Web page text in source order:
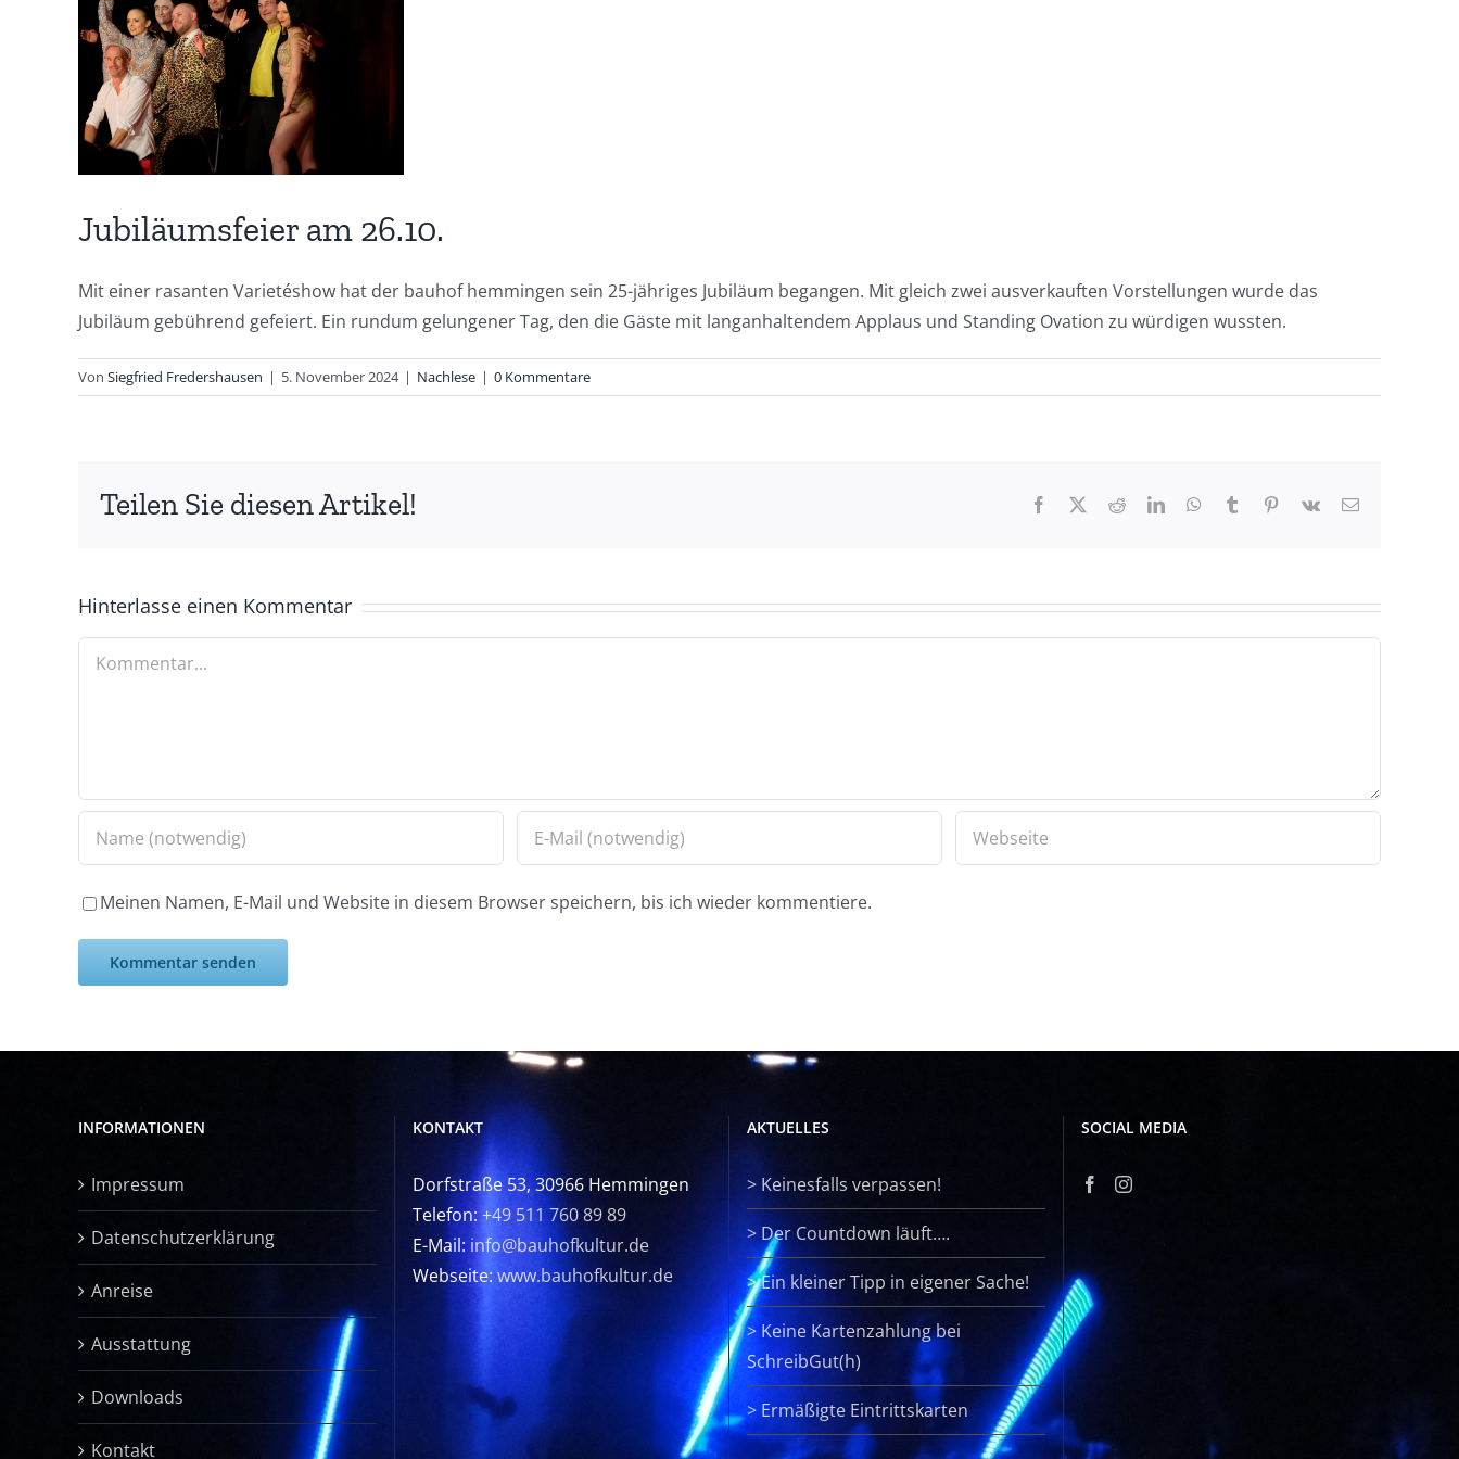
Bild
Jubiläumsfeier am 26.10.
Mit einer rasanten Varietéshow hat der bauhof hemmingen sein 25-jähriges Jubiläum begangen. Mit gleich zwei ausverkauften Vorstellungen wurde das
Jubiläum gebührend gefeiert. Ein rundum gelungener Tag, den die Gäste mit langanhaltendem Applaus und Standing Ovation zu würdigen wussten.
Von Siegfried Fredershausen | 5. November 2024 | Nachlese | 0 Kommentare
Teilen Sie diesen Artikel! Facebook RedditLinkedInWhatsApp
Tumblr Pinterest
Vk
E-
Hinterlasse einen Kommentar
Kommentar
Meinen Namen, E-Mail und Website in diesem Browser speichern, bis ich wieder kommentiere.
INFORMATIONEN
Impressum
Datenschutzerklärung
Anreise
Ausstattung
Downloads
Kontakt
KONTAKT
Dorfstraße 53, 30966 Hemmingen
Telefon: +49 511 760 89 89
E-Mail: info@bauhofkultur.de
Webseite: www.bauhofkultur.de
AKTUELLES
> Keinesfalls verpassen!
>Der Countdown läuft….
>Ein kleiner Tipp in eigener Sache!
> Keine Kartenzahlung bei
SchreibGut(h)
> Ermäßigte Eintrittskarten
SOCIAL MEDIA